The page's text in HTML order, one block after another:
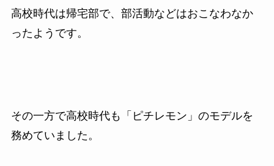
高校時代は帰宅部で、部活動などはおこなわなか
ったようです。
その一方で高校時代も「ピチレモン」のモデルを
務めていました。